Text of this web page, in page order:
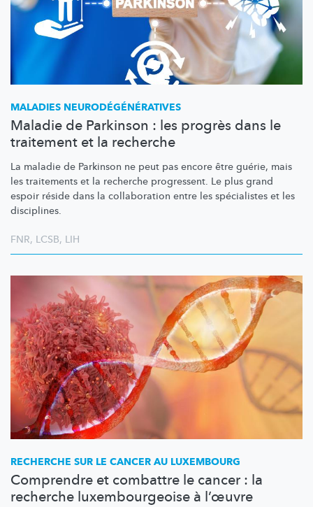
MALADIES NEURODÉGÉNÉRATIVES
Maladie de Parkinson : les progrès dans le
traitement et la recherche
La maladie de Parkinson ne peut pas encore être guérie, mais
les traitements et la recherche progressent. Le plus grand
espoir réside dans la collaboration entre les spécialistes et les
disciplines.
FNR, LCSB, LIH
RECHERCHE SUR LE CANCER AU LUXEMBOURG
Comprendre et combattre le cancer : la
recherche luxembourgeoise à l’œuvre